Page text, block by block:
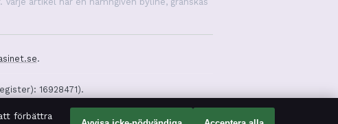
.
16928471).
förbättra